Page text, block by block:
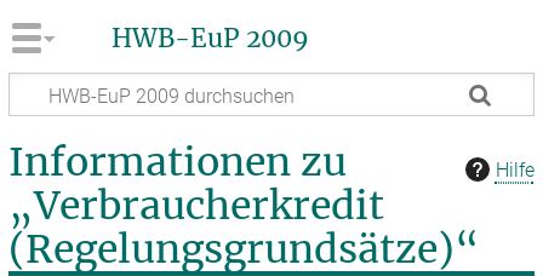
HWB-EuP 2009
Hilfe
Informationen zu
„Verbraucherkredit
(Regelungsgrundsätze)“